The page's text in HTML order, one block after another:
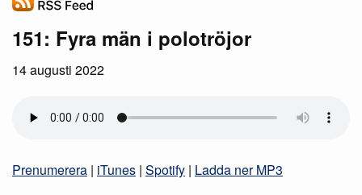
151: Fyra män i polotröjor
14 augusti 2022
Prenumerera | iTunes | Spotify | Ladda ner MP3